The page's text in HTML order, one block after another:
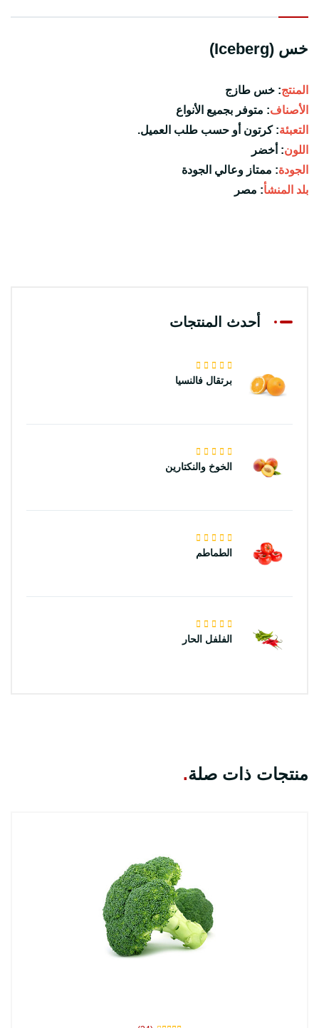
خس (Iceberg)
المنتج: خس طازج
الأصناف: متوفر بجميع الأنواع
التعبئة: كرتون أو حسب طلب العميل.
اللون: أخضر
الجودة: ممتاز وعالي الجودة
بلد المنشأ: مصر
أحدث المنتجات
برتقال فالنسيا
الخوخ والنكتارين
الطماطم
الفلفل الحار
منتجات ذات صلة.